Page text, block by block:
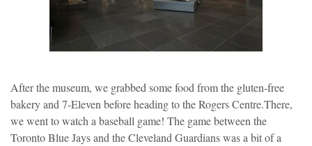
After the museum, we grabbed some food from the gluten-free
bakery and 7-Eleven before heading to the Rogers Centre.There,
we went to watch a baseball game! The game between the
Toronto Blue Jays and the Cleveland Guardians was a bit of a